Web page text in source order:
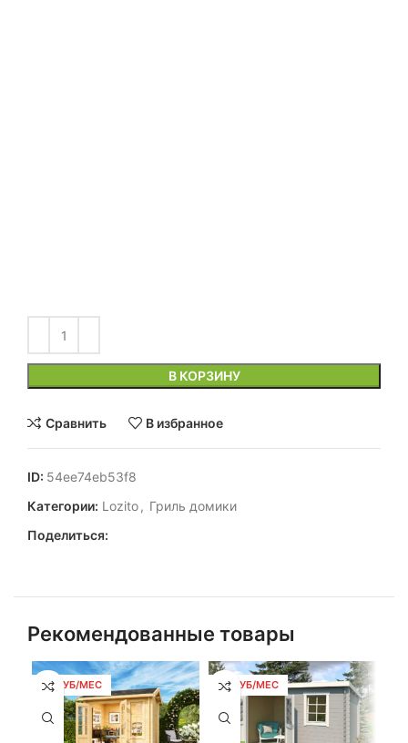
В КОРЗИНУ
Сравнить В избранное
ID: 54ee74eb53f8
Категории: Lozito, Гриль домики
Поделиться:
Рекомендованные товары
53 РУБ/МЕС 96 РУБ/МЕС